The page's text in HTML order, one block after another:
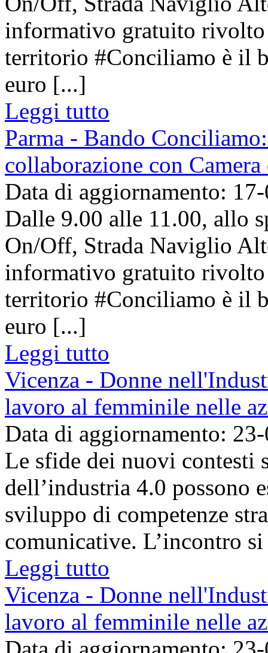
informativo gratuito
territorio #Conciliamo è il
euro [...]
Leggi tutto
Parma - Bando
collaborazione con
Data di aggiornamento:
Dalle 9.00 alle 11.00, allo
On/Off, Strada Naviglio
informativo gratuito
territorio #Conciliamo è il
euro [...]
Leggi tutto
Vicenza - Donne
lavoro al femminile nelle
Data di aggiornamento:
Le sfide dei nuovi contesti
dell’industria 4.0 possono
sviluppo di competenze
comunicative. L’incontro
Leggi tutto
Vicenza - Donne
lavoro al femminile nelle